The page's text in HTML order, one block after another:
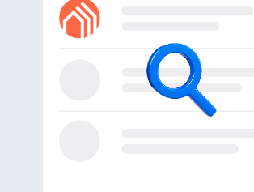
Барно
Сооснователь сети